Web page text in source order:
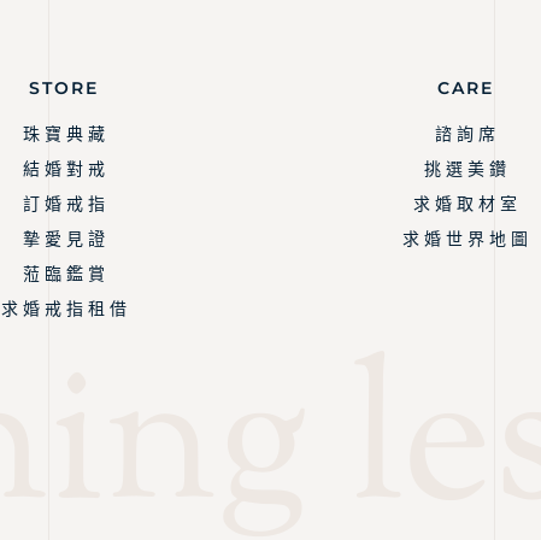
STORE
珠 寶 典 藏
結 婚 對 戒
訂 婚 戒 指
摯 愛 見 證
蒞 臨 鑑 賞
求 婚 戒 指 租 借
CARE
諮 詢 席
挑 選 美 鑽
求 婚 取 材 室
求 婚 世 界 地 圖